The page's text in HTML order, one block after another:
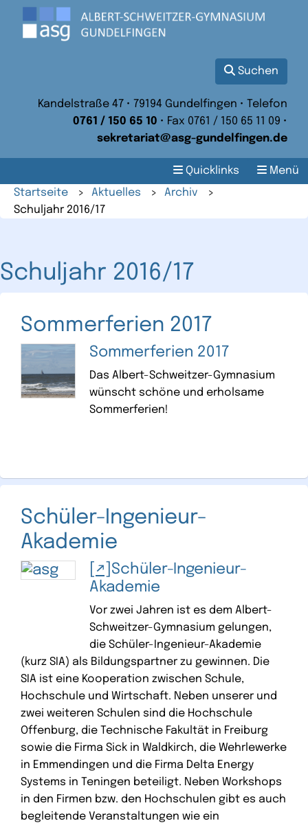
Suchen
Kandelstraße 47 • 79194 Gundelfingen • Telefon
0761 / 150 65 10 • Fax 0761 / 150 65 11 09 •
sekretariat@asg-gundelfingen.de
Menü
Quicklinks
Startseite
> Aktuelles > Archiv
>
Schuljahr 2016/17
Schuljahr 2016/17
Sommerferien 2017
Sommerferien 2017
Das Albert-Schweitzer-Gymnasium
wünscht schöne und erholsame
Sommerferien!
Schüler-Ingenieur-
Akademie
Schüler-Ingenieur-
Akademie
Vor zwei Jahren ist es dem Albert-
Schweitzer-Gymnasium gelungen,
die Schüler-Ingenieur-Akademie
(kurz SIA) als Bildungspartner zu gewinnen. Die
SIA ist eine Kooperation zwischen Schule,
Hochschule und Wirtschaft. Neben unserer und
zwei weiteren Schulen sind die Hochschule
Offenburg, die Technische Fakultät in Freiburg
sowie die Firma Sick in Waldkirch, die Wehrlewerke
in Emmendingen und die Firma Delta Energy
Systems in Teningen beteiligt. Neben Workshops
in den Firmen bzw. den Hochschulen gibt es auch
begleitende Veranstaltungen wie ein